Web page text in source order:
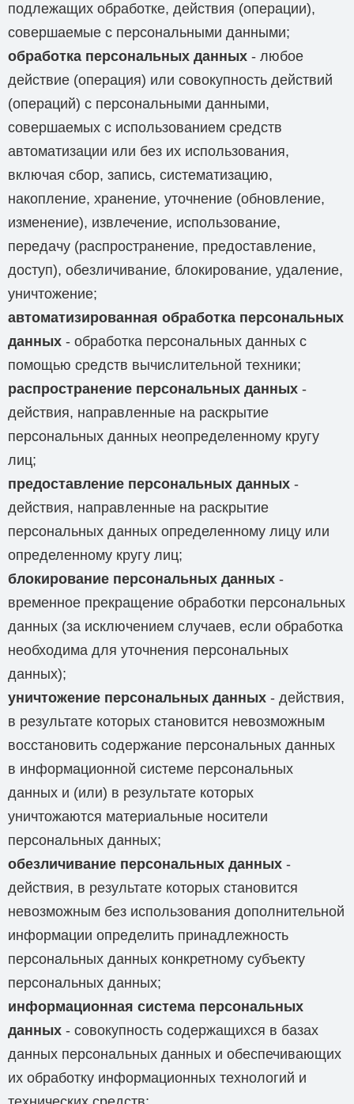
подлежащих обработке, действия (операции),
совершаемые с персональными данными;
обработка персональных данных - любое
действие (операция) или совокупность действий
(операций) с персональными данными,
совершаемых с использованием средств
автоматизации или без их использования,
включая сбор, запись, систематизацию,
накопление, хранение, уточнение (обновление,
изменение), извлечение, использование,
передачу (распространение, предоставление,
доступ), обезличивание, блокирование, удаление,
уничтожение;
автоматизированная обработка персональных
данных - обработка персональных данных с
помощью средств вычислительной техники;
распространение персональных данных -
действия, направленные на раскрытие
персональных данных неопределенному кругу
лиц;
предоставление персональных данных -
действия, направленные на раскрытие
персональных данных определенному лицу или
определенному кругу лиц;
блокирование персональных данных -
временное прекращение обработки персональных
данных (за исключением случаев, если обработка
необходима для уточнения персональных
данных);
уничтожение персональных данных - действия,
в результате которых становится невозможным
восстановить содержание персональных данных
в информационной системе персональных
данных и (или) в результате которых
уничтожаются материальные носители
персональных данных;
обезличивание персональных данных -
действия, в результате которых становится
невозможным без использования дополнительной
информации определить принадлежность
персональных данных конкретному субъекту
персональных данных;
информационная система персональных
данных - совокупность содержащихся в базах
данных персональных данных и обеспечивающих
их обработку информационных технологий и